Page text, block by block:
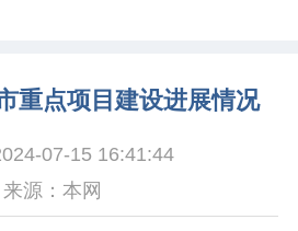
重点项目建设进展情况
07-15 16:41:44
来源：本网